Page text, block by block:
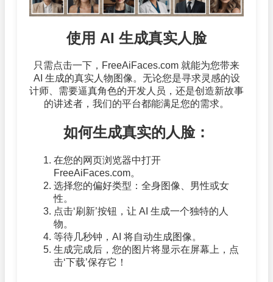
使用 AI 生成真实人脸
只需点击一下，FreeAiFaces.com 就能为您带来
AI 生成的真实人物图像。无论您是寻求灵感的设
计师、需要逼真角色的开发人员，还是创造新故事
的讲述者，我们的平台都能满足您的需求。
如何生成真实的人脸：
在您的网页浏览器中打开
FreeAiFaces.com。
选择您的偏好类型：全身图像、男性或女
性。
点击‘刷新’按钮，让 AI 生成一个独特的人
物。
等待几秒钟，AI 将自动生成图像。
生成完成后，您的图片将显示在屏幕上，点
击‘下载’保存它！